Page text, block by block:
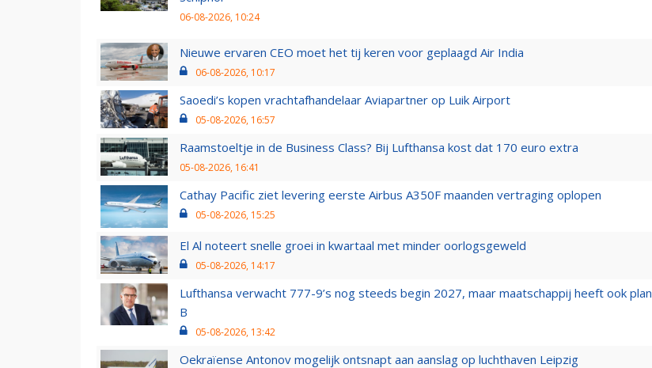
06-08-2026, 10:24
Nieuwe ervaren CEO moet het tij keren voor geplaagd Air India
06-08-2026, 10:17
Saoedi’s kopen vrachtafhandelaar Aviapartner op Luik Airport
05-08-2026, 16:57
Raamstoeltje in de Business Class? Bij Lufthansa kost dat 170 euro extra
05-08-2026, 16:41
Cathay Pacific ziet levering eerste Airbus A350F maanden vertraging oplopen
05-08-2026, 15:25
El Al noteert snelle groei in kwartaal met minder oorlogsgeweld
05-08-2026, 14:17
Lufthansa verwacht 777-9’s nog steeds begin 2027, maar maatschappij heeft ook plan
B
05-08-2026, 13:42
Oekraïense Antonov mogelijk ontsnapt aan aanslag op luchthaven Leipzig